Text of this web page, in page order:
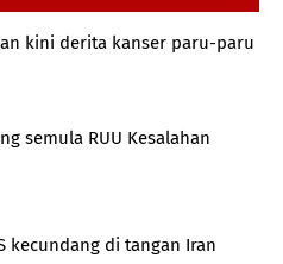
kini derita kanser paru-paru
semula RUU Kesalahan
kecundang di tangan Iran